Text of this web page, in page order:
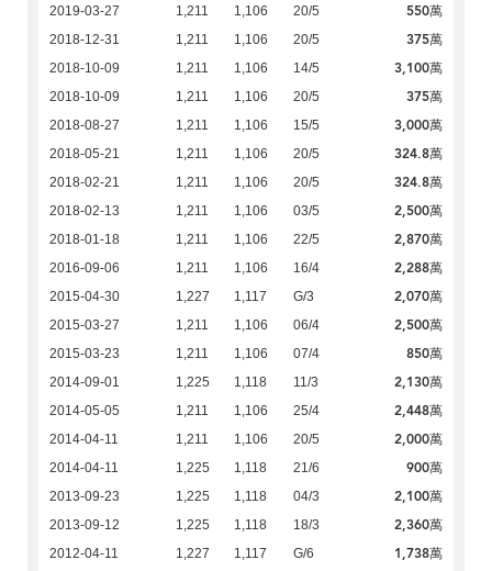
2019-03-27 1,211 1,106 20/5 550萬
2018-12-31 1,211 1,106 20/5 375萬
2018-10-09 1,211 1,106 14/5 3,100萬
2018-10-09 1,211 1,106 20/5 375萬
2018-08-27 1,211 1,106 15/5 3,000萬
2018-05-21 1,211 1,106 20/5 324.8萬
2018-02-21 1,211 1,106 20/5 324.8萬
2018-02-13 1,211 1,106 03/5 2,500萬
2018-01-18 1,211 1,106 22/5 2,870萬
2016-09-06 1,211 1,106 16/4 2,288萬
2015-04-30 1,227 1,117 G/3 2,070萬
2015-03-27 1,211 1,106 06/4 2,500萬
2015-03-23 1,211 1,106 07/4 850萬
2014-09-01 1,225 1,118 11/3 2,130萬
2014-05-05 1,211 1,106 25/4 2,448萬
2014-04-11 1,211 1,106 20/5 2,000萬
2014-04-11 1,225 1,118 21/6 900萬
2013-09-23 1,225 1,118 04/3 2,100萬
2013-09-12 1,225 1,118 18/3 2,360萬
2012-04-11 1,227 1,117 G/6 1,738萬